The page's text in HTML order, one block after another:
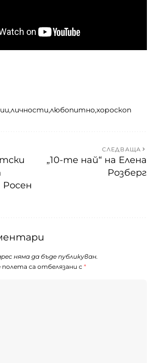
личности любопитнохороскоп
СЛЕДВАЩА
„10-те най“ на Елена
Розберг
няма да бъде публикуван.
са отбелязани с *